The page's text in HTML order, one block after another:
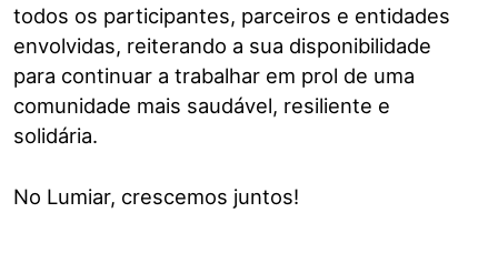
todos os participantes, parceiros e entidades
envolvidas, reiterando a sua disponibilidade
para continuar a trabalhar em prol de uma
comunidade mais saudável, resiliente e
solidária.
No Lumiar, crescemos juntos!